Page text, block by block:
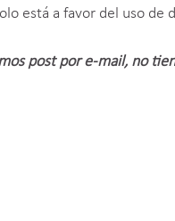
está a favor del uso de
post por e-mail, no